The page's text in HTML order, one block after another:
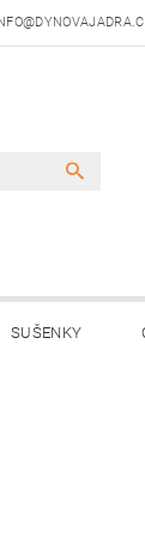
SUŠENKY